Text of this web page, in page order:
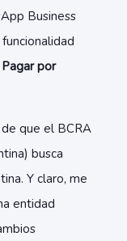
Business
Pagar por
de que el BCRA
busca
Y claro, me
entidad